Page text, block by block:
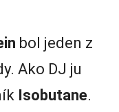
bol jeden z
Ako DJ ju
Isobutane.